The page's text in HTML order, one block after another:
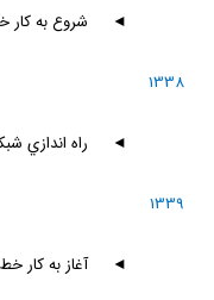
◄ شروع به كار
1338
◄ راه اندازي شبكه 27 كانالي تهران –
1339
◄آغاز به كار